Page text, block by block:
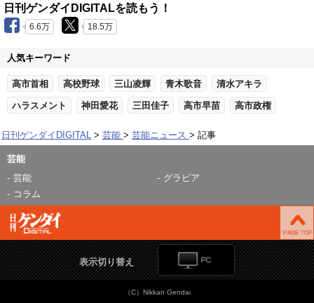
日刊ゲンダイDIGITALを読もう！
6.6万 18.5万
人気キーワード
高市首相 高校野球 三山凌輝 青木歌音 清水アキラ
ハラスメント 神田愛花 三田佳子 高市早苗 高市政権
日刊ゲンダイDIGITAL 芸能 芸能ニュース 記事
芸能
芸能
グラビア
コラム
表示切り替え
（C）Nikkan Gendai